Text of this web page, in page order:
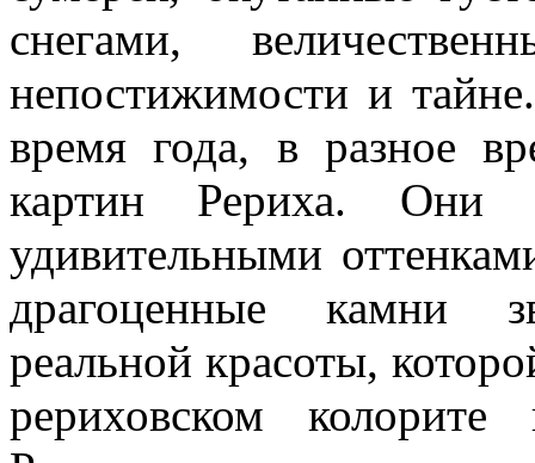
снегами,
непостижимости и
время года, в разное
картин Рериха. Они
удивительными
драгоценные камни
реальной красоты,
рериховском